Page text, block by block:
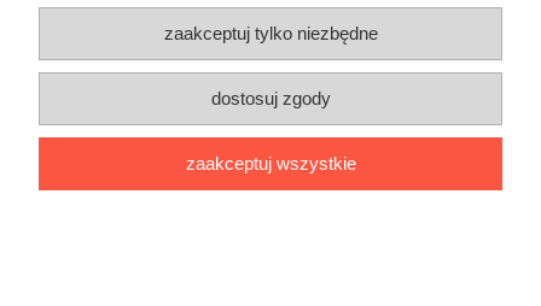
Sklep internetowy Ago Maszyny | ul. Pomorska 31, 50-216
agomaszyny@gmail.com|501 358 235
8943175881 | REGON: 520339931
pokaż pełną wersję strony
Sklep internetowy Shoper.pl
zaakceptuj tylko niezbędne
dostosuj zgody
zaakceptuj wszystkie